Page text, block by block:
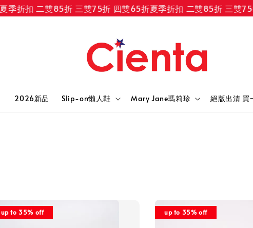
扣 二雙85折 三雙75折 四雙65折夏季折扣 二雙85折 三雙75折
2026新品 Slip-on懶人鞋 Mary Jane瑪莉珍 絕版出清 買
up to 35% off up to 35% off